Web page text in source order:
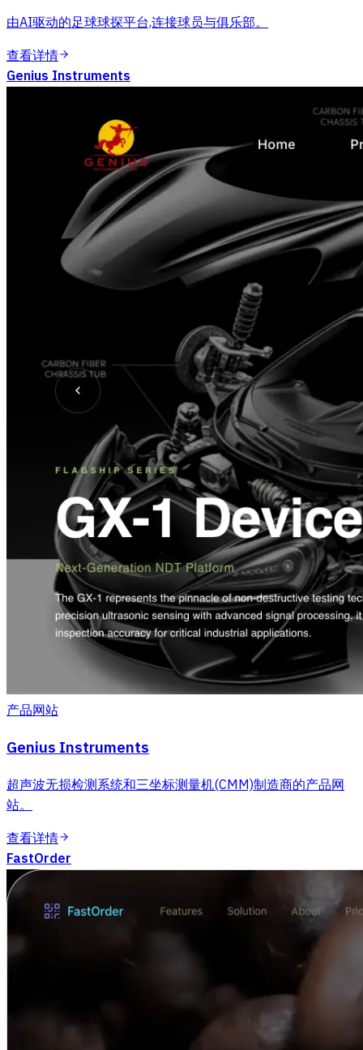
由AI驱动的足球球探平台,连接球员与俱乐部。
查看详情
Genius Instruments
产品网站
Genius Instruments
超声波无损检测系统和三坐标测量机(CMM)制造商的产品网
站。
查看详情
FastOrder